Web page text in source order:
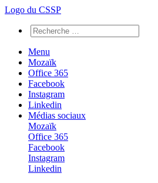
Logo du CSSP
Menu
Mozaïk
Office 365
Facebook
Instagram
Linkedin
Médias sociaux
Mozaïk
Office 365
Facebook
Instagram
Linkedin